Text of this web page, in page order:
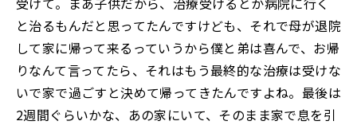
と治るもんだと思ってたんですけども、それで母が退院
して家に帰って来るっていうから僕と弟は喜んで、お帰
りなんて言ってたら、それはもう最終的な治療は受けな
いで家で過ごすと決めて帰ってきたんですよね。最後は
2週間ぐらいかな、あの家にいて、そのまま家で息を引